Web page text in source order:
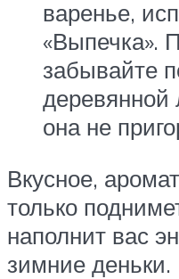
варенье,
«Выпечка».
забывайте
деревянной
она не
Вкусное,
только
наполнит вас
зимние деньки.